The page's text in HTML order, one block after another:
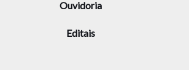
Ouvidoria
Editais